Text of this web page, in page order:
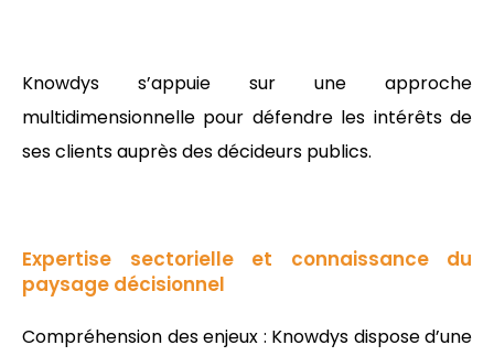
Knowdys s’appuie sur une approche
multidimensionnelle pour défendre les intérêts de
ses clients auprès des décideurs publics.
Expertise sectorielle et connaissance du
paysage décisionnel
Compréhension des enjeux : Knowdys dispose d’une